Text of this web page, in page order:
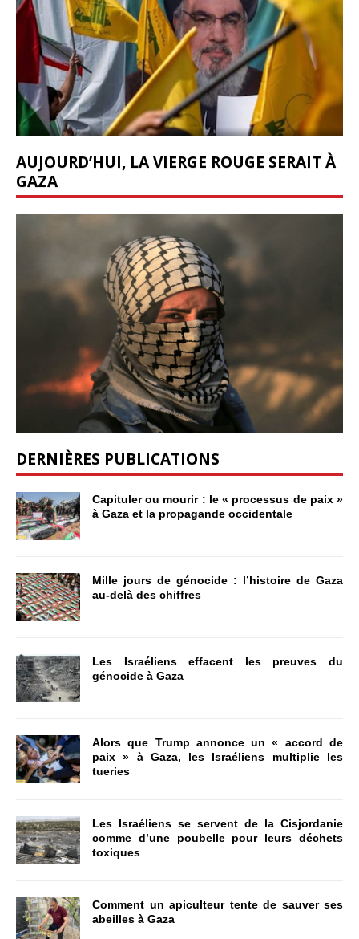
AUJOURD’HUI, LA VIERGE ROUGE SERAIT À
GAZA
DERNIÈRES PUBLICATIONS
Capituler ou mourir : le « processus de paix »
à Gaza et la propagande occidentale
Mille jours de génocide : l’histoire de Gaza
au-delà des chiffres
Les Israéliens effacent les preuves du
génocide à Gaza
Alors que Trump annonce un « accord de
paix » à Gaza, les Israéliens multiplie les
tueries
Les Israéliens se servent de la Cisjordanie
comme d’une poubelle pour leurs déchets
toxiques
Comment un apiculteur tente de sauver ses
abeilles à Gaza